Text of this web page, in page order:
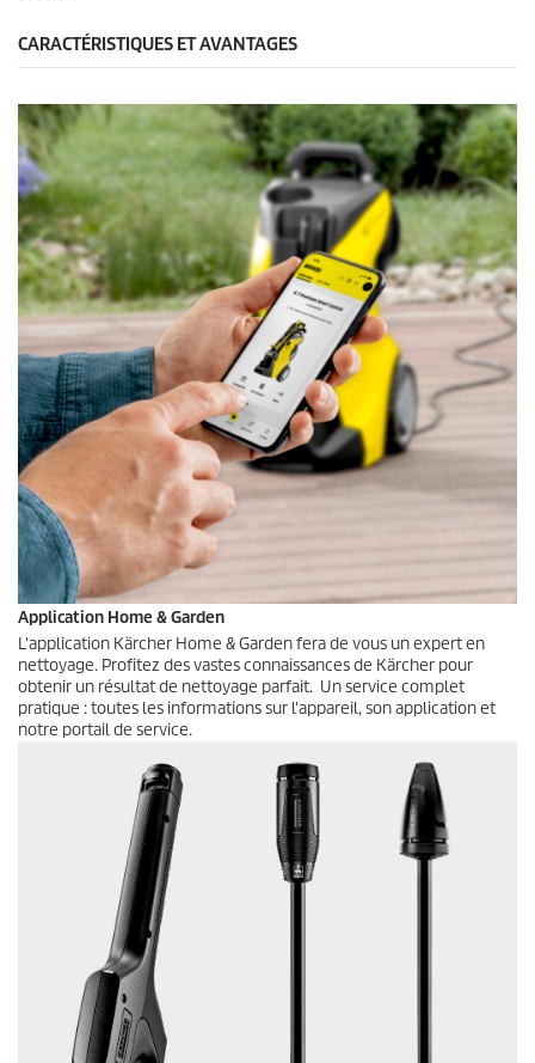
CARACTÉRISTIQUES ET AVANTAGES
Application Home & Garden
L'application Kärcher Home & Garden fera de vous un expert en
nettoyage. Profitez des vastes connaissances de Kärcher pour
obtenir un résultat de nettoyage parfait. Un service complet
pratique : toutes les informations sur l'appareil, son application et
notre portail de service.